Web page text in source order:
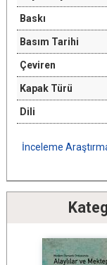
Baskı
Basım Tarihi
Çeviren
Kapak Türü
Dili
İnceleme
%25